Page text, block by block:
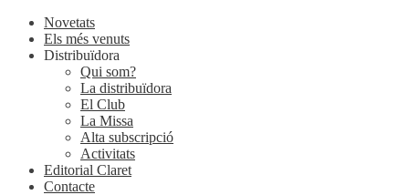
Novetats
Els més venuts
Distribuïdora
Qui som?
La distribuïdora
El Club
La Missa
Alta subscripció
Activitats
Editorial Claret
Contacte